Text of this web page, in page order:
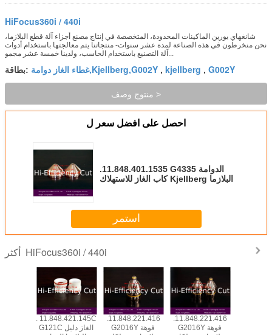
HiFocus360i / 440i
شانغهاي يورين الماكينات المحدودة، المتخصصة في إنتاج مصنع أجزاء آلة قطع البلازما،
نحن منخرطون في هذه الصناعة لمدة عشر سنوات- منتجاتنا يتم معالجتها باستخدام أدوات
آلة التصنيع باستخدام الحاسب، ولدينا خمسة عشر مجمو...
بطاقة: غطاء الغاز دوامة,Kjellberg,G002Y , kjellberg , G002Y
منتوج وصف >
احصل على افضل سعر ل
.11.848.401.1535 G4335 الدوامة
كاب الغاز للاستهلاك Kjellberg البلازما
استمر
HiFocus360i / 440i
. 11.848.421.145C
G121C الغاز دليل
.11.848.221.416
G2016Y فوهة
.11.848.221.416
G2016Y فوهة